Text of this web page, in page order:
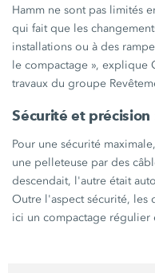
Hamm ne sont pas limités
qui fait que les
installations ou à des
lecompactage », explique
travaux du groupe
Sécurité et précision
Pour une sécurité
une pelleteuse par des
descendait, l'autre était
Outre l'aspect sécurité, les
ici un compactage